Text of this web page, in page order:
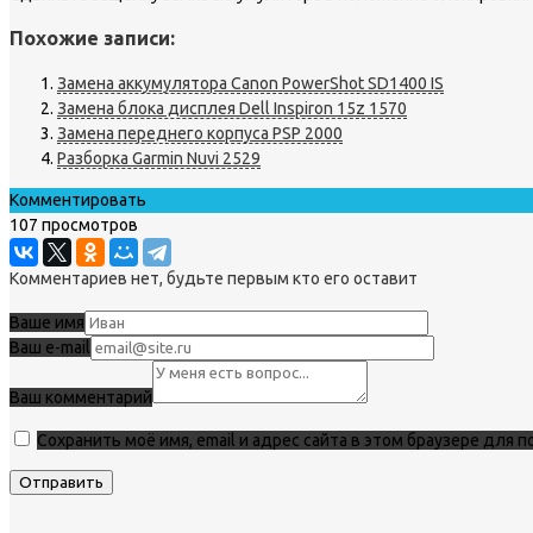
Похожие записи:
Замена аккумулятора Canon PowerShot SD1400 IS
Замена блока дисплея Dell Inspiron 15z 1570
Замена переднего корпуса PSP 2000
Разборка Garmin Nuvi 2529
Комментировать
107 просмотров
Комментариев нет, будьте первым кто его оставит
Ваше имя
Ваш e-mail
Ваш комментарий
Сохранить моё имя, email и адрес сайта в этом браузере